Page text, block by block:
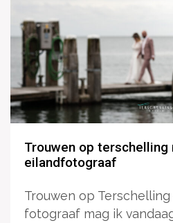
Trouwen op terschelling
eilandfotograaf
Trouwen op
fotograaf mag ik